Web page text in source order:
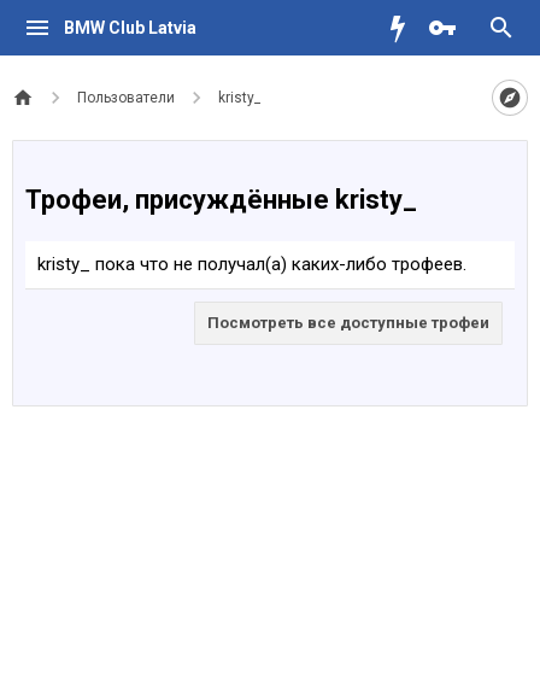
BMW Club Latvia
Пользователи kristy_
Трофеи, присуждённые kristy_
kristy_ пока что не получал(а) каких-либо трофеев.
Посмотреть все доступные трофеи